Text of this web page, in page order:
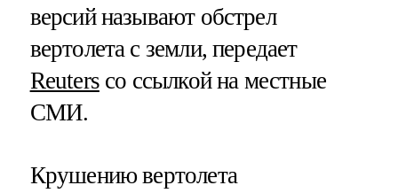
версий называют обстрел
вертолета с земли, передает
Reutersсо ссылкой на местные
СМИ.
Крушению вертолета